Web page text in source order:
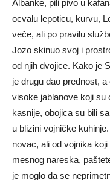
Albanke, pili pivo u
ocvalu lepoticu, kurvu,
veče, ali po pravilu
Jozo skinuo svoj i
od njih dvojice. Kako je
je drugu dao prednost,
visoke jablanove koji su
kasnije, obojica su bili
u blizini vojničke
novac, ali od vojnika
mesnog nareska,
je moglo da se